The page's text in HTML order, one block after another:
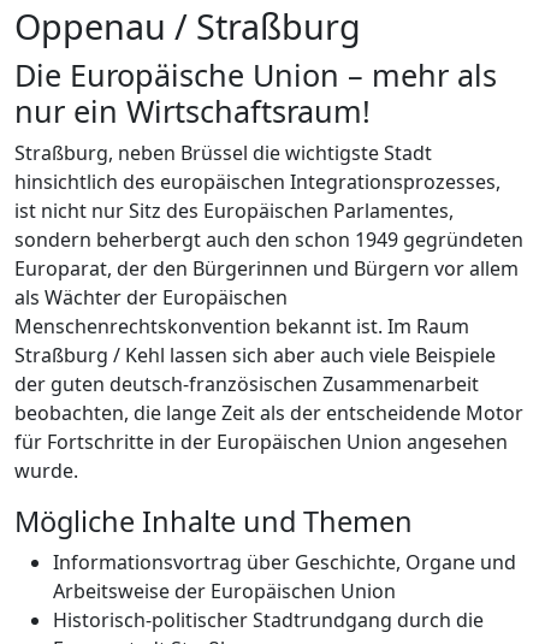
Oppenau / Straßburg
Die Europäische Union – mehr als
nur ein Wirtschaftsraum!
Straßburg, neben Brüssel die wichtigste Stadt
hinsichtlich des europäischen Integrationsprozesses,
ist nicht nur Sitz des Europäischen Parlamentes,
sondern beherbergt auch den schon 1949 gegründeten
Europarat, der den Bürgerinnen und Bürgern vor allem
als Wächter der Europäischen
Menschenrechtskonvention bekannt ist. Im Raum
Straßburg / Kehl lassen sich aber auch viele Beispiele
der guten deutsch-französischen Zusammenarbeit
beobachten, die lange Zeit als der entscheidende Motor
für Fortschritte in der Europäischen Union angesehen
wurde.
Mögliche Inhalte und Themen
Informationsvortrag über Geschichte, Organe und
Arbeitsweise der Europäischen Union
Historisch-politischer Stadtrundgang durch die